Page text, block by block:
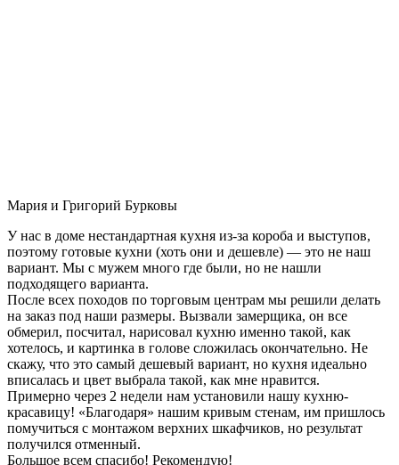
Мария и Григорий Бурковы
У нас в доме нестандартная кухня из-за короба и выступов,
поэтому готовые кухни (хоть они и дешевле) — это не наш
вариант. Мы с мужем много где были, но не нашли
подходящего варианта.
После всех походов по торговым центрам мы решили делать
на заказ под наши размеры. Вызвали замерщика, он все
обмерил, посчитал, нарисовал кухню именно такой, как
хотелось, и картинка в голове сложилась окончательно. Не
скажу, что это самый дешевый вариант, но кухня идеально
вписалась и цвет выбрала такой, как мне нравится.
Примерно через 2 недели нам установили нашу кухню-
красавицу! «Благодаря» нашим кривым стенам, им пришлось
помучиться с монтажом верхних шкафчиков, но результат
получился отменный.
Большое всем спасибо! Рекомендую!